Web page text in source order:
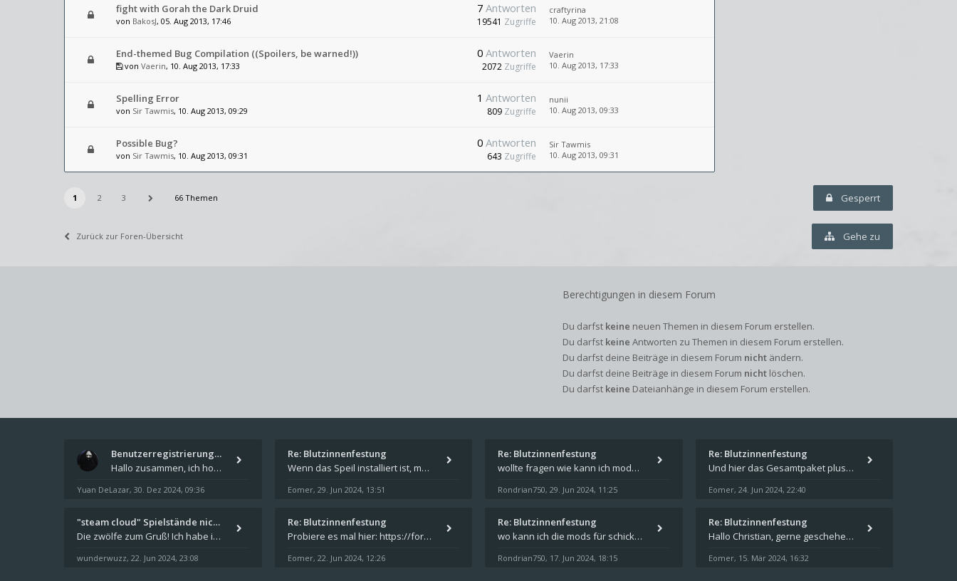
fight with Gorah the Dark Druid
von BakosJ, 05. Aug 2013, 17:46
7 Antworten
19541 Zugriffe
craftyrina
10. Aug 2013, 21:08
End-themed Bug Compilation ((Spoilers, be warned!))
von Vaerin, 10. Aug 2013, 17:33
0 Antworten
2072 Zugriffe
Vaerin
10. Aug 2013, 17:33
Spelling Error
von Sir Tawmis, 10. Aug 2013, 09:29
1 Antworten
809 Zugriffe
nunii
10. Aug 2013, 09:33
Possible Bug?
von Sir Tawmis, 10. Aug 2013, 09:31
0 Antworten
643 Zugriffe
Sir Tawmis
10. Aug 2013, 09:31
Gesperrt
1 2 3 66 Themen
Zurück zur Foren-Übersicht Gehe zu
Berechtigungen in diesem Forum
Du darfst keine neuen Themen in diesem Forum erstellen.
Du darfst keine Antworten zu Themen in diesem Forum erstellen.
Du darfst deine Beiträge in diesem Forum nicht ändern.
Du darfst deine Beiträge in diesem Forum nicht löschen.
Du darfst keine Dateianhänge in diesem Forum erstellen.
Benutzerregistrierung für das…
Hallo zusammen, ich hoffe Ihr hattet schöne Feiertage und kommt auch gut ins neue Jahr. Ich schreibe hier kurz zur Infor
Yuan DeLazar, 30. Dez 2024, 09:36
Re: Blutzinnenfestung
Wenn das Speil installiert ist, müsste unter "Dokumente" auf Deinem Rechner ein Verzeichnis "blade of destiny" sein. Dar
Eomer, 29. Jun 2024, 13:51
Re: Blutzinnenfestung
wollte fragen wie kann ich mods für das spiel schicksalsklinge in das spieleverzeichnis kopieren und in welches
Rondrian750, 29. Jun 2024, 11:25
Re: Blutzinnenfestung
Und hier das Gesamtpaket plus Übersicht als Excel-Tabelle: https://forum.schicksalsklinge.com/viewtopic.php?f=239&t=156
Eomer, 24. Jun 2024, 22:40
"steam cloud" Spielstände nic…
Die zwölfe zum Gruß! Ich habe in den letzten Tagen Steam auf meinem Desktop PC mit Windows 11 installiert und über Steam
wunderwuzz, 22. Jun 2024, 23:08
Re: Blutzinnenfestung
Probiere es mal hier: https://forum.schicksalsklinge.com/viewtopic.php?f=239&t=15661
Eomer, 22. Jun 2024, 12:26
Re: Blutzinnenfestung
wo kann ich die mods für schicksalsklinge dsa downloaden
Rondrian750, 17. Jun 2024, 18:15
Re: Blutzinnenfestung
Hallo Christian, gerne geschehen! Ich freue mich, dass ich Dir weiterhelfen konnte - und das Forum weiter "lebt". Denn
Eomer, 15. Mär 2024, 16:32